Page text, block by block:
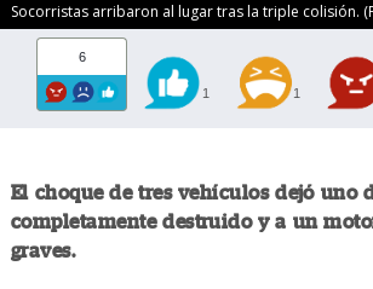
Socorristas arribaron al lugar tras la triple colisión.
6
1 1
El choque de tres vehículos dejó uno
completamente destruido y a un
graves.